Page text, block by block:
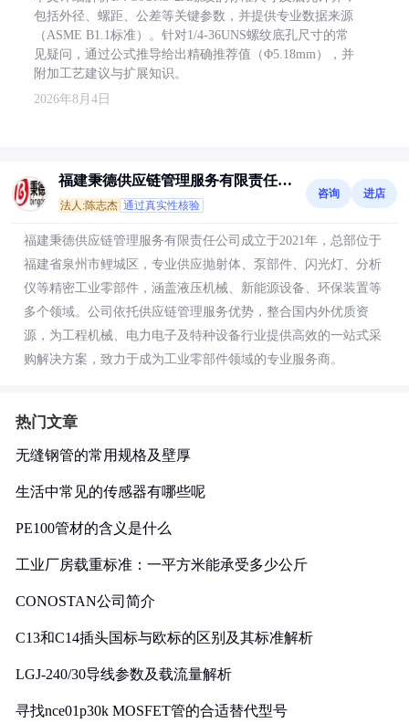
包括外径、螺距、公差等关键参数，并提供专业数据来源
（ASME B1.1标准）。针对1/4-36UNS螺纹底孔尺寸的常
见疑问，通过公式推导给出精确推荐值（Φ5.18mm），并
附加工艺建议与扩展知识。
2026年8月4日
福建秉德供应链管理服务有限责任公
司
法人:陈志杰 通过真实性核验
咨询 进店
福建秉德供应链管理服务有限责任公司成立于2021年，总部位于
福建省泉州市鲤城区，专业供应抛射体、泵部件、闪光灯、分析
仪等精密工业零部件，涵盖液压机械、新能源设备、环保装置等
多个领域。公司依托供应链管理服务优势，整合国内外优质资
源，为工程机械、电力电子及特种设备行业提供高效的一站式采
购解决方案，致力于成为工业零部件领域的专业服务商。
热门文章
无缝钢管的常用规格及壁厚
生活中常见的传感器有哪些呢
PE100管材的含义是什么
工业厂房载重标准：一平方米能承受多少公斤
CONOSTAN公司简介
C13和C14插头国标与欧标的区别及其标准解析
LGJ-240/30导线参数及载流量解析
寻找nce01p30k MOSFET管的合适替代型号